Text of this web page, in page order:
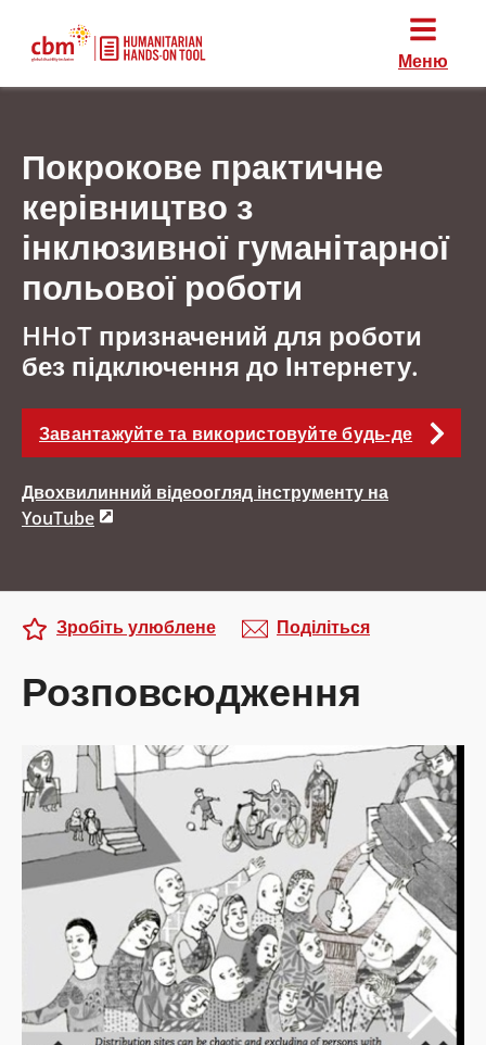
Меню
Покрокове практичне
керівництво з
інклюзивної гуманітарної
польової роботи
HHoT призначений для роботи
без підключення до Інтернету.
Завантажуйте та використовуйте будь-де
Двохвилинний відеоогляд інструменту на
YouTube
Розповсюдження
Зробіть улюблене Поділіться